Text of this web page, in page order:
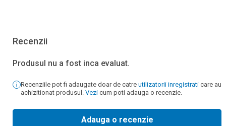
Recenzii
Produsul nu a fost inca evaluat.
Recenziile pot fi adaugate doar de catre utilizatorii inregistrati care au
achizitionat produsul. Vezi cum poti adauga o recenzie.
Adauga o recenzie